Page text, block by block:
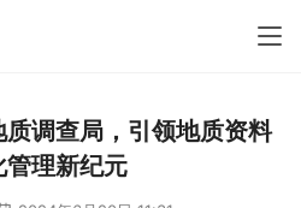
调查局，引领地质资料
管理新纪元